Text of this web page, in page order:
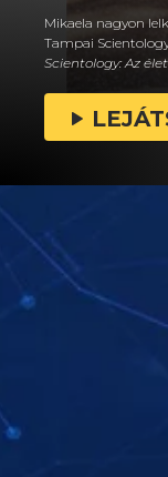
Mikaela nagyon
Tampai
Scientology: Az